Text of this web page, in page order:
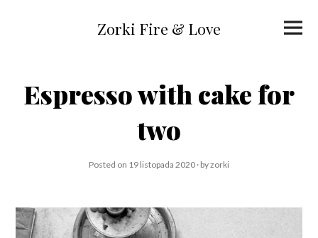
content
Zorki Fire & Love
Menu
Espresso with cake for
two
Posted on 19 listopada 2020 byzorki